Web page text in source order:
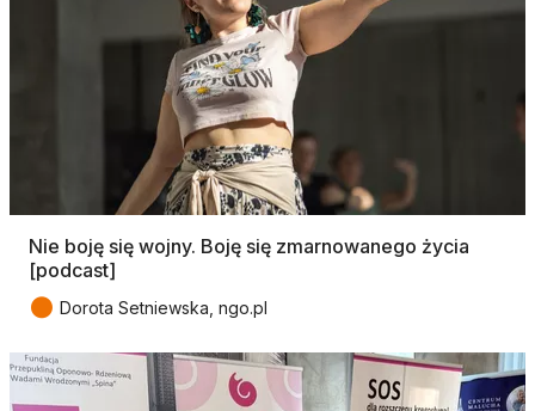
Nie boję się wojny. Boję się zmarnowanego życia
[podcast]
● Dorota Setniewska, ngo.pl